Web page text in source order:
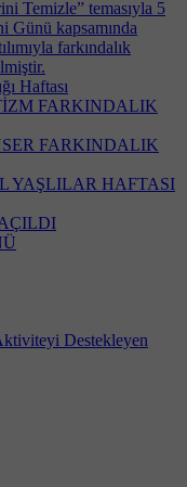
Temizle” temasıyla 5
Günü kapsamında
farkındalık
Haftası
FARKINDALIK
FARKINDALIK
YAŞLILAR HAFTASI
Destekleyen